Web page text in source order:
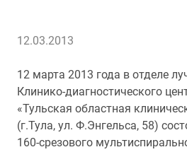
12.03.2013
12 марта 2013 года в отделе
Клинико-диагностического
«Тульская областная
(г.Тула, ул. Ф.Энгельса, 58)
160-срезового